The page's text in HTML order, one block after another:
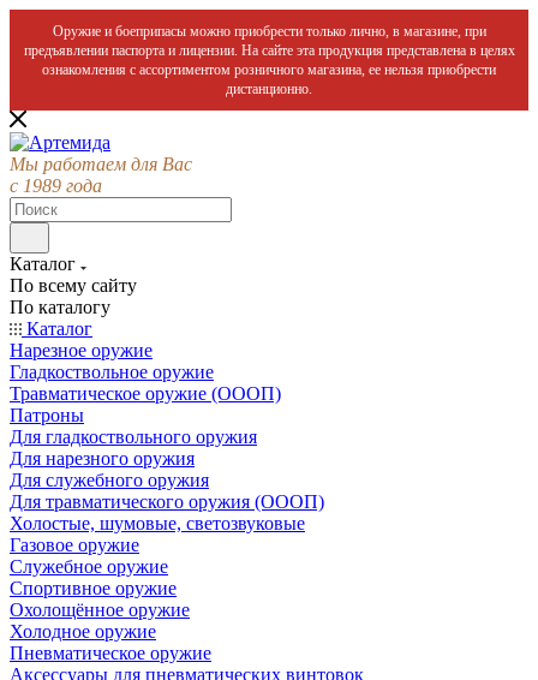
Оружие и боеприпасы можно приобрести только лично, в магазине, при
предъявлении паспорта и лицензии. На сайте эта продукция представлена в целях
ознакомления с ассортиментом розничного магазина, ее нельзя приобрести
дистанционно.
Мы работаем для Вас
с 1989 года
Каталог
По всему сайту
По каталогу
Каталог
Нарезное оружие
Гладкоствольное оружие
Травматическое оружие (ОООП)
Патроны
Для гладкоствольного оружия
Для нарезного оружия
Для служебного оружия
Для травматического оружия (ОООП)
Холостые, шумовые, светозвуковые
Газовое оружие
Служебное оружие
Спортивное оружие
Охолощённое оружие
Холодное оружие
Пневматическое оружие
Аксессуары для пневматических винтовок